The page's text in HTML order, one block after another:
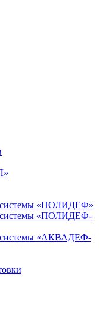
системы «ПОЛИДЕФ»
системы «ПОЛИДЕФ-
системы «АКВАДЕФ-